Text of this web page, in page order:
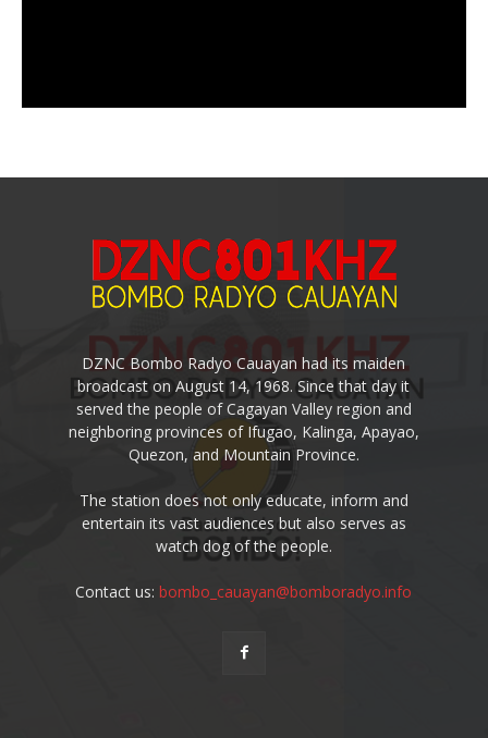
DZNC Bombo Radyo Cauayan had its maiden
broadcast on August 14, 1968. Since that day it
served the people of Cagayan Valley region and
neighboring provinces of Ifugao, Kalinga, Apayao,
Quezon, and Mountain Province.
The station does not only educate, inform and
entertain its vast audiences but also serves as
watch dog of the people.
Contact us:bombo_cauayan@bomboradyo.info